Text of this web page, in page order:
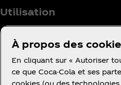
Utilisation
Facebook
Instagram
Youtube
À propos des
En cliquant sur « Autoriser
ce que Coca-Cola et ses
cookies (ou des